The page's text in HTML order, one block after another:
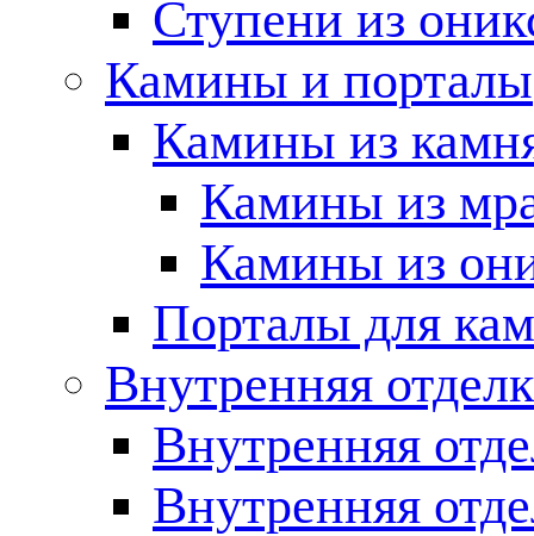
Ступени из
Камины и порталы
Камины из
Камины из
Камины из
Порталы для
Внутренняя
Внутренняя
Внутренняя